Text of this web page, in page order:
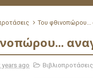
Του
years ago Βιβλιοπροτάσεις